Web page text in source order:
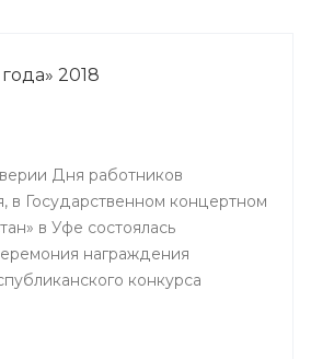
2018
Дня работников
в Государственном концертном
в Уфе состоялась
награждения
конкурса
Дню медицинского